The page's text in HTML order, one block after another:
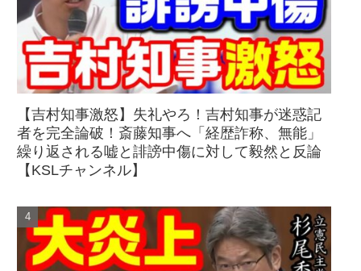
【吉村知事激怒】失礼やろ！吉村知事が迷惑記
者を完全論破！斎藤知事へ「経歴詐称、無能」
繰り返される嘘と誹謗中傷に対して毅然と反論
【KSLチャンネル】